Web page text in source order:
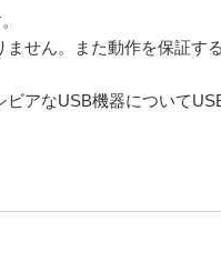
せん。また動作を保証す
アなUSB機器について